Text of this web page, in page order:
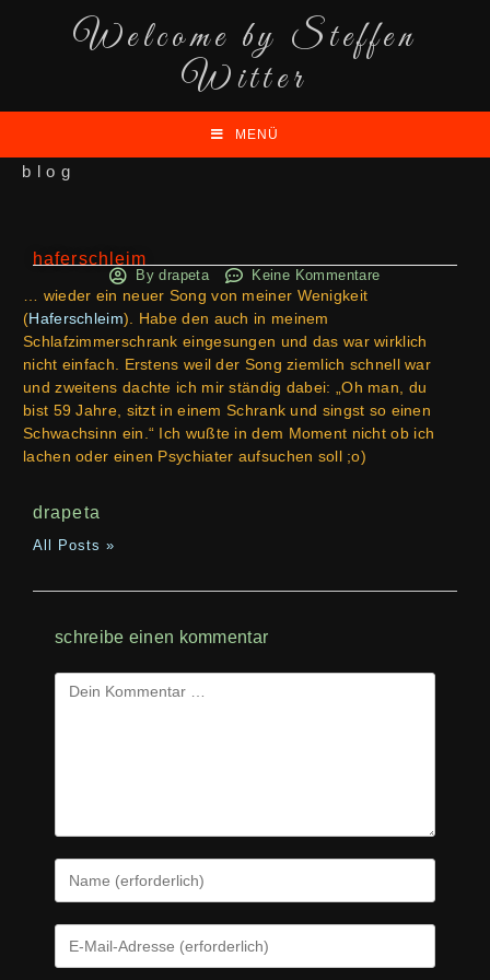
Welcome by Steffen
Witter
MENÜ
blog
haferschleim
By drapeta Keine Kommentare
… wieder ein neuer Song von meiner Wenigkeit
(Haferschleim). Habe den auch in meinem
Schlafzimmerschrank eingesungen und das war wirklich
nicht einfach. Erstens weil der Song ziemlich schnell war
und zweitens dachte ich mir ständig dabei: „Oh man, du
bist 59 Jahre, sitzt in einem Schrank und singst so einen
Schwachsinn ein.“ Ich wußte in dem Moment nicht ob ich
lachen oder einen Psychiater aufsuchen soll ;o)
drapeta
All Posts »
schreibe einen kommentar